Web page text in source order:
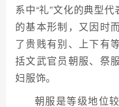
系中“礼”文化的典型
的基本形制，又因时
了贵贱有别、上下有
括文武官员朝服、祭
妇服饰。
朝服是等级地位